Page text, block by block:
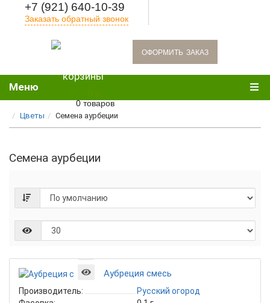
+7 (921) 640-10-39
Заказать обратный звонок
oформить заказ
0 товаров
Меню
Цветы Семена аурбеции
Семена аурбеции
Аубреция смесь
Производитель:
Русский огород